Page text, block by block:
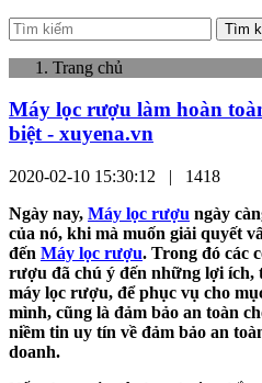
Tìm
Trang chủ
Máy lọc rượu làm hoàn
biệt - xuyena.vn
2020-02-10 15:30:12 | 1418
Ngày nay, Máy lọc rượu ngày
của nó, khi mà muốn giải quyết
đến Máy lọc rượu. Trong đó các
rượu đã chú ý đến những lợi ích,
máy lọc rượu, để phục vụ cho
mình, cũng là đảm bảo an toàn
niềm tin uy tín về đảm bảo an
doanh.